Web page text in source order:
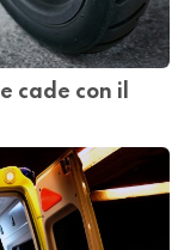
cade con il